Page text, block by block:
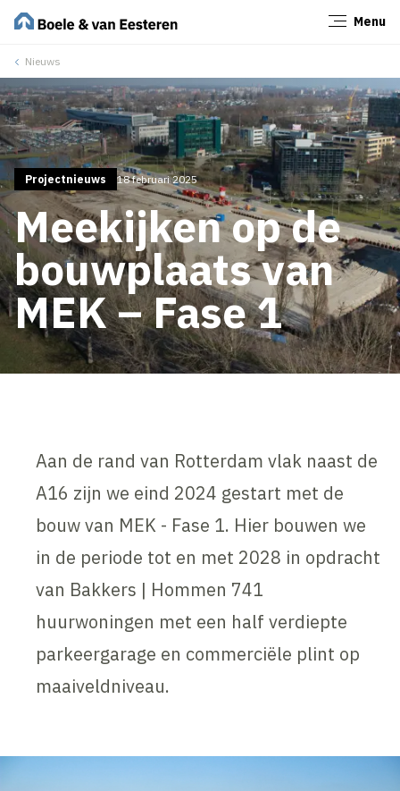
Menu
Nieuws
Projectnieuws 18 februari 2025
Meekijken op de
bouwplaats van
MEK – Fase 1
Aan de rand van Rotterdam vlak naast de
A16 zijn we eind 2024 gestart met de
bouw van MEK - Fase 1. Hier bouwen we
in de periode tot en met 2028 in opdracht
van Bakkers | Hommen 741
huurwoningen met een half verdiepte
parkeergarage en commerciële plint op
maaiveldniveau.
Sluiten